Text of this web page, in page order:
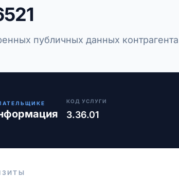
публичных данных контрагента
КОД УСЛУГИ
3.36.01